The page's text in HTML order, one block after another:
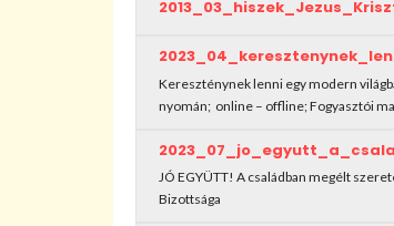
Kereszténynek lenni egy modern
nyomán; online – offline; Fogyasztói
JÓ EGYÜTT! A családban megélt
Bizottsága